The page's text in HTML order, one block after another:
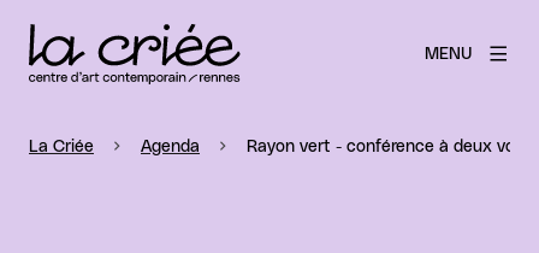
MENU
La Criée Agenda Rayon vert - conférence à deux voix